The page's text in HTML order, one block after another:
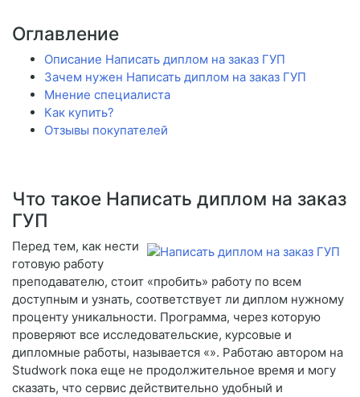
Оглавление
Описание Написать диплом на заказ ГУП
Зачем нужен Написать диплом на заказ ГУП
Мнение специалиста
Как купить?
Отзывы покупателей
Что такое Написать диплом на заказ
ГУП
Перед тем, как нести
готовую работу
преподавателю, стоит «пробить» работу по всем
доступным и узнать, соответствует ли диплом нужному
проценту уникальности. Программа, через которую
проверяют все исследовательские, курсовые и
дипломные работы, называется «». Работаю автором на
Studwork пока еще не продолжительное время и могу
сказать, что сервис действительно удобный и